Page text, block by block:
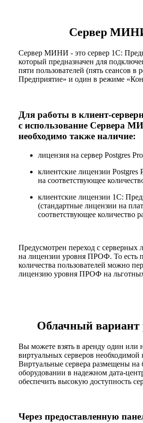
Сервер
Сервер МИНИ - это сервер 1С:
который предназначен для
пяти пользователей (пять сеансов в
Предприятие» и один в режиме
Для работы в клиент-
с использование Сервера
необходимо также наличие:
лицензия на сервер Postgres
клиентские лицензии Postgres
на соответствующее
клиентские лицензии 1С:
(стандартные лицензии на
соответствующее количество
Предусмотрен переход с
на лицензии уровня ПРОФ. То есть
количества пользователей можно
лицензию уровня ПРОФ на
Облачный вариант
Вы можете взять в аренду один или
виртуальных серверов необходимой
Виртуальные сервера размещены на
оборудовании в надежном дата-
обеспечить высокую доступность
Через предоставленную